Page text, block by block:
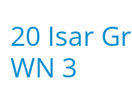
20 Isar
WN 3